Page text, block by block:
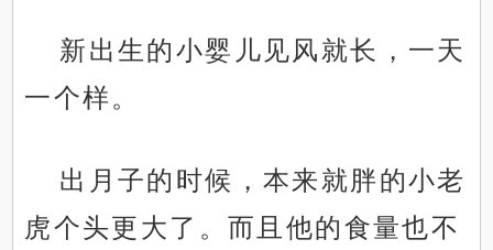
新出生的小婴儿见风就长，一天
一个样。
出月子的时候，本来就胖的小老
虎个头更大了。而且他的食量也不